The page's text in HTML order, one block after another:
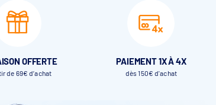
OFFERTE
de 69€ d’achat
PAIEMENT 1X À 4X
dès 150€ d'achat